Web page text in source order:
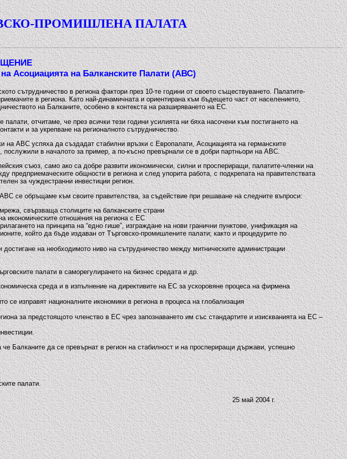
ПРОМИШЛЕНА ПАЛАТА
Асоциацията на Балканските Палати (АВС)
сътрудничество в региона фактори през 10-те години от своето съществуването. Палатите-
в региона. Като най-динамичната и ориентирана към бъдещето част от населението,
на Балканите, особено в контекста на разширяването на ЕС.
отчитаме, че през всички тези години усилията ни бяха насочени към постигането на
и за укрепване на регионалното сътрудничество.
АВС успяха да създадат стабилни връзки с Европалати, Асоциацията на германските
в началото за пример, а по-късно превърнали се в добри партньори на АВС.
съюз, само ако са добре развити икономически, силни и проспериращи, палатите-членки на
общности в региона и след упорита работа, с подкрепата на правителствата
за чуждестранни инвестиции регион.
се обръщаме към своите правителства, за съдействие при решаване на следните въпроси:
свързваща столиците на балканските страни
икономическите отношения на региона с ЕС
на принципа на “едно гише”, изграждане на нови гранични пунктове, унификация на
който да бъде издаван от Търговско-промишлените палати; както и процедурите по
на необходимото ниво на сътрудничество между митническите администрации
палати в саморегулирането на бизнес средата и др.
среда и в изпълнение на директивите на ЕС за ускоровяне процеса на фирмена
изправят националните икономики в региона в процеса на глобализация
за предстоящото членство в ЕС чрез запознаването им със стандартите и изискванията на ЕС –
Балканите да се превърнат в регион на стабилност и на проспериращи държави, успешно
палати.
25 май 2004 г.